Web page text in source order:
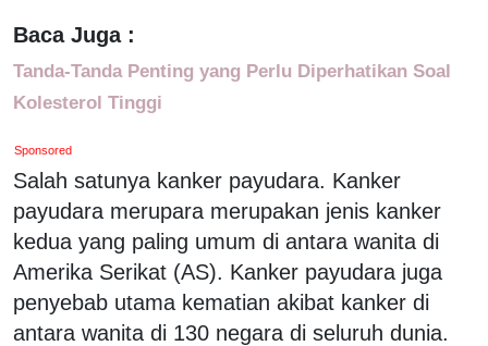
Baca Juga :
Tanda-Tanda Penting yang Perlu Diperhatikan Soal
Kolesterol Tinggi
Sponsored
Salah satunya kanker payudara. Kanker
payudara merupara merupakan jenis kanker
kedua yang paling umum di antara wanita di
Amerika Serikat (AS). Kanker payudara juga
penyebab utama kematian akibat kanker di
antara wanita di 130 negara di seluruh dunia.